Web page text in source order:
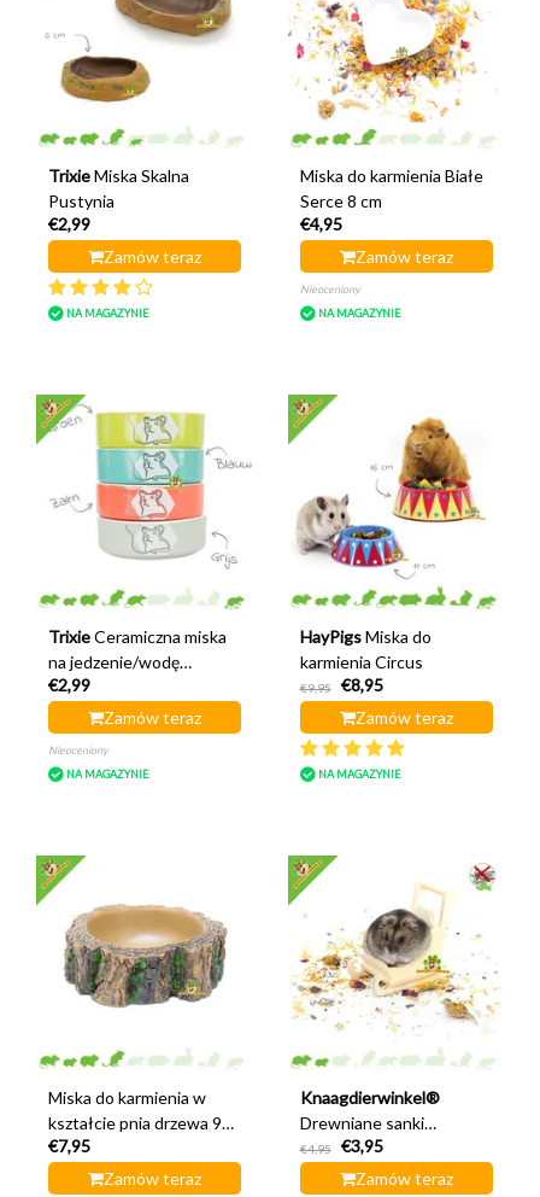
Trixie Miska Skalna
Pustynia
€2,99
Zamów teraz
NA MAGAZYNIE
Miska do karmienia Białe
Serce 8 cm
€4,95
Zamów teraz
Nieoceniony
NA MAGAZYNIE
Trixie Ceramiczna miska
na jedzenie/wodę
Kolorowy chomik 8 cm
€2,99
Zamów teraz
Nieoceniony
NA MAGAZYNIE
HayPigs Miska do
karmienia Circus
€9,95
€8,95
Zamów teraz
NA MAGAZYNIE
Miska do karmienia w
kształcie pnia drzewa 9
cm
€7,95
Zamów teraz
Knaagdierwinkel®
Drewniane sanki
dekoracyjne do
chomików 9 cm
€4,95
€3,95
Zamów teraz